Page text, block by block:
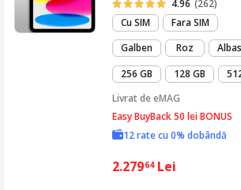
4.96 (262)
Cu SIM
Fara SIM
Galben
Roz
256 GB 128 GB
Livrat deeMAG
Easy BuyBack 50 lei BONUS
12 rate cu 0% dobândă
2.27964 Lei